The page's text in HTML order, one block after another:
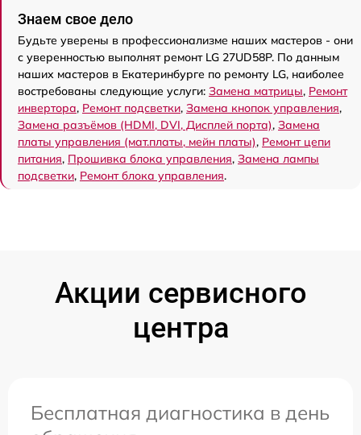
Знаем свое дело
Будьте уверены в профессионализме наших мастеров - они
с уверенностью выполнят ремонт LG 27UD58P. По данным
наших мастеров в Екатеринбурге по ремонту LG, наиболее
востребованы следующие услуги: Замена матрицы, Ремонт
инвертора, Ремонт подсветки, Замена кнопок управления,
Замена разъёмов (HDMI, DVI, Дисплей порта), Замена
платы управления (мат.платы, мейн платы), Ремонт цепи
питания, Прошивка блока управления, Замена лампы
подсветки, Ремонт блока управления.
Акции сервисного
центра
Бесплатная диагностика в день